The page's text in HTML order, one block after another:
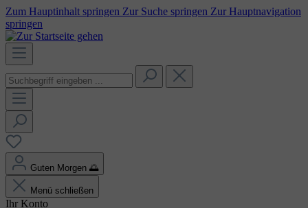
Zum Hauptinhalt springen Zur Suche springen Zur Hauptnavigation
springen
Guten Morgen 🌅
Menü schließen
Ihr Konto